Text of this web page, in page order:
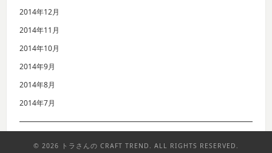
2014年12月
2014年11月
2014年10月
2014年9月
2014年8月
2014年7月
© 2026 トラさんの CRAFT TREND. ALL RIGHTS RESERVED.